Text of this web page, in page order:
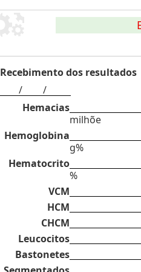
Recebimento dos resultados
/
/
Hemacias
milhõe
Hemoglobina
g%
Hematocrito
%
VCM
HCM
CHCM
Leucocitos
Bastonetes